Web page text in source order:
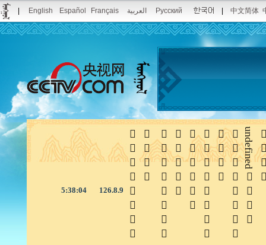
English Español Français العربية Русский 中文简体
5:38:05 126.8.9

 undefined





